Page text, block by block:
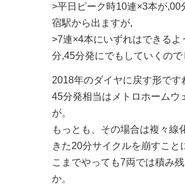
>平日ピーク時10連×3本が,00
宿駅から出ますが,
>7連×4本にいずれはできるよ
分,45分発にでもしていくので
2018年のダイヤに戻す形です
45分発相当はメトロホームウ
が。
もっとも、その場合は複々線
きた20分サイクルを崩すこと
こまでやっても7両では積み
か。